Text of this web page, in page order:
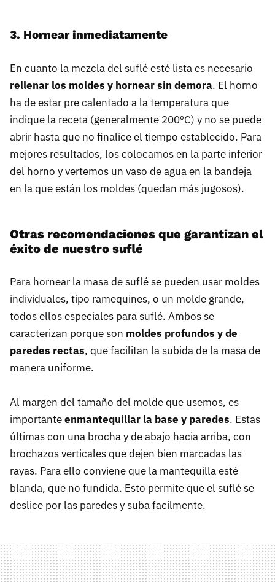
3. Hornear inmediatamente
En cuanto la mezcla del suflé esté lista es necesario
rellenar los moldes y hornear sin demora. El horno
ha de estar pre calentado a la temperatura que
indique la receta (generalmente 200ºC) y no se puede
abrir hasta que no finalice el tiempo establecido. Para
mejores resultados, los colocamos en la parte inferior
del horno y vertemos un vaso de agua en la bandeja
en la que están los moldes (quedan más jugosos).
Otras recomendaciones que garantizan el
éxito de nuestro suflé
Para hornear la masa de suflé se pueden usar moldes
individuales, tipo ramequines, o un molde grande,
todos ellos especiales para suflé. Ambos se
caracterizan porque son moldes profundos y de
paredes rectas, que facilitan la subida de la masa de
manera uniforme.
Al margen del tamaño del molde que usemos, es
importanteenmantequillar la base y paredes. Estas
últimas con una brocha y de abajo hacia arriba, con
brochazos verticales que dejen bien marcadas las
rayas. Para ello conviene que la mantequilla esté
blanda, que no fundida. Esto permite que el suflé se
deslice por las paredes y suba facilmente.